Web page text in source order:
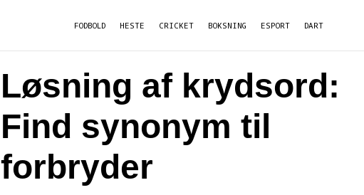
FODBOLD HESTE CRICKET BOKSNING ESPORT DART
Løsning af krydsord:
Find synonym til
forbryder